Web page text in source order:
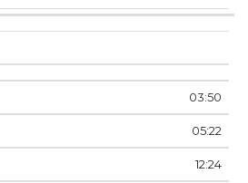
03:50
05:22
12:24